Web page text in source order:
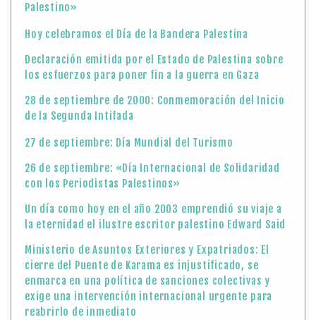
Palestino»
Hoy celebramos el Día de la Bandera Palestina
Declaración emitida por el Estado de Palestina sobre
los esfuerzos para poner fin a la guerra en Gaza
28 de septiembre de 2000: Conmemoración del Inicio
de la Segunda Intifada
27 de septiembre: Día Mundial del Turismo
26 de septiembre: «Día Internacional de Solidaridad
con los Periodistas Palestinos»
Un día como hoy en el año 2003 emprendió su viaje a
la eternidad el ilustre escritor palestino Edward Said
Ministerio de Asuntos Exteriores y Expatriados: El
cierre del Puente de Karama es injustificado, se
enmarca en una política de sanciones colectivas y
exige una intervención internacional urgente para
reabrirlo de inmediato